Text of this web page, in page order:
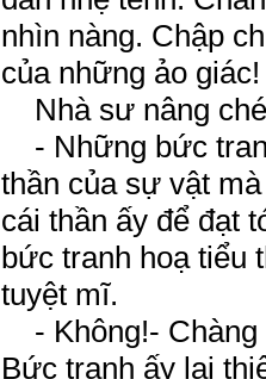
nhìn nàng. Chập
của những ảo giác!
Nhà sư nâng
- Những bức
thần của sự vật
cái thần ấy để đạt
bức tranh hoạ tiểu
tuyệt mĩ.
- Không!- Chàng
Bức tranh ấy lại